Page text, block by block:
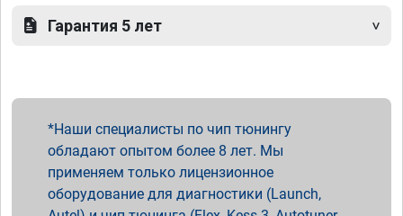
Гарантия 5 лет
Наши специалисты по чип тюнингу
обладают опытом более 8 лет. Мы
применяем только лицензионное
оборудование для диагностики (Launch,